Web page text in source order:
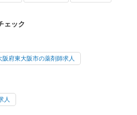
ェック
阪府東大阪市の薬剤師求人
人